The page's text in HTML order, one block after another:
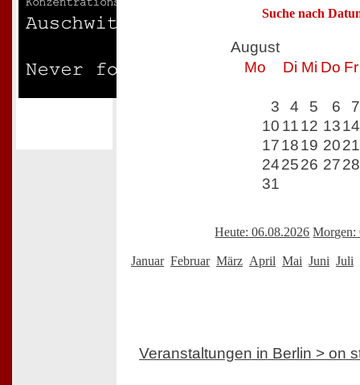
Suche nach
August
Mo
Di Mi Do Fr
3 4 5 6
7
10 1112 1314
171819 2021
242526 2728
31
Heute: 06.08.2026 Morgen:
Januar Februar März April Mai Juni Juli
Veranstaltungen in Berlin > on